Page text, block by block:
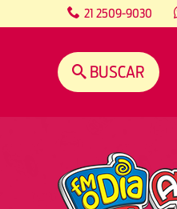
21 2509-9030
BUSCAR